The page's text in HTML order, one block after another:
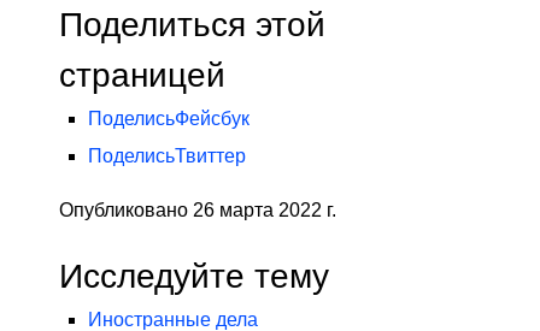
Поделиться этой
страницей
ПоделисьФейсбук
ПоделисьТвиттер
Опубликовано 26 марта 2022 г.
Исследуйте тему
Иностранные дела